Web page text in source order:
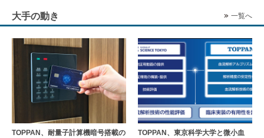
大手の動き 一覧へ
TOPPAN、耐量子計算機暗号搭載の
TOPPAN、東京科学大学と微小血